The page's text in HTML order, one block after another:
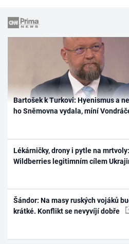
Bartošek k Turkovi: Hyenismus a
ho Sněmovna vydala, míní
Lékárničky, drony i pytle na
Wildberries legitimním cílem
Šándor: Na masy ruských vojáků
krátké. Konflikt se nevyvíjí dobře